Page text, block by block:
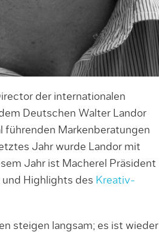
der internationalen
Deutschen Walter Landor
Markenberatungen
Jahr wurde Landor mit
Jahr ist Macherel Präsident
Highlights des Kreativ-
steigen langsam; es ist wieder